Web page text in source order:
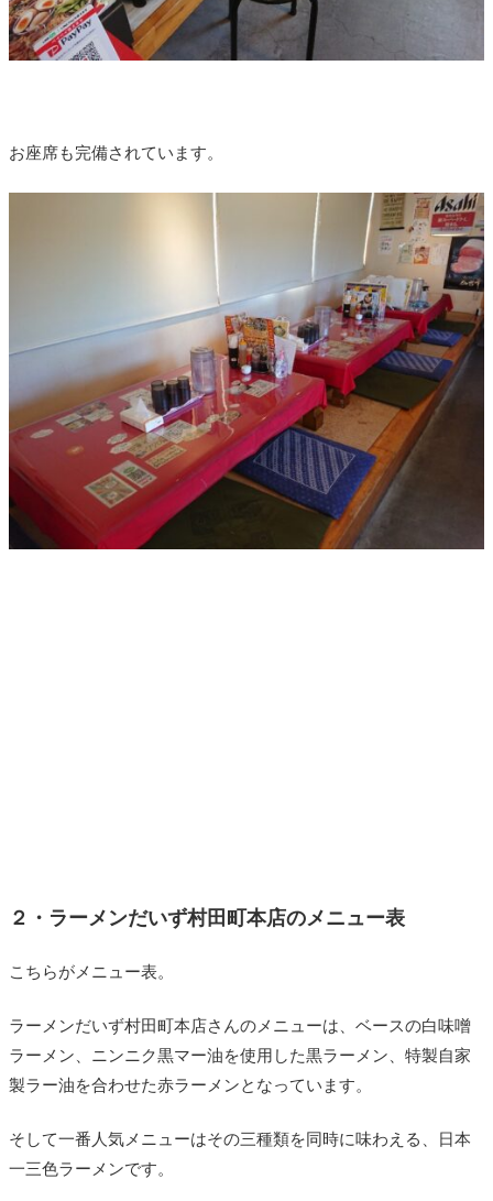
お座席も完備されています。
２・ラーメンだいず村田町本店のメニュー表
こちらがメニュー表。
ラーメンだいず村田町本店さんのメニューは、ベースの白味噌
ラーメン、ニンニク黒マー油を使用した黒ラーメン、特製自家
製ラー油を合わせた赤ラーメンとなっています。
そして一番人気メニューはその三種類を同時に味わえる、日本
一三色ラーメンです。